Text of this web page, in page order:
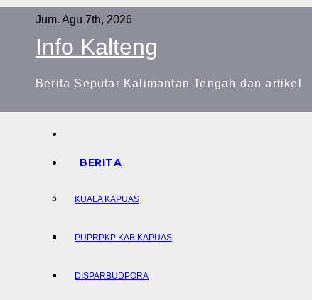
Skip
Jum. Agu 7th, 2026
Info Kalteng
Berita Seputar Kalimantan Tengah dan artikel
BERITA
KUALA KAPUAS
PUPRPKP KAB.KAPUAS
DISPARBUDPORA